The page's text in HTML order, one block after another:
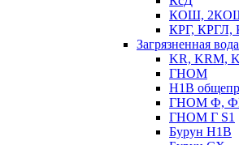
КОШ,
КРГ, КРГЛ,
Загрязненная вода
KR, KRM,
ГНОМ
Н1В
ГНОМ Ф,
ГНОМ Г S1
Бурун Н1В